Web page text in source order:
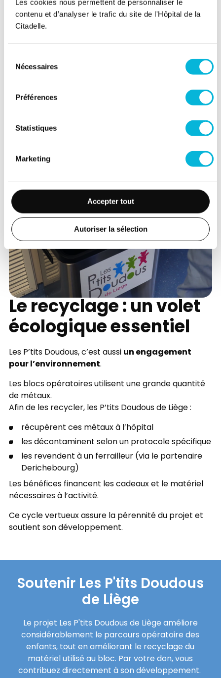
Les cookies nous permettent de personnaliser le
contenu et d’analyser le trafic du site de l'Hôpital de la
Citadelle.
Nécessaires
Préférences
Statistiques
Marketing
Accepter tout
Autoriser la sélection
Le recyclage : un volet
écologique essentiel
Les P’tits Doudous, c’est aussiun engagement
pour l’environnement.
Les blocs opératoires utilisent une grande quantité
de métaux.
Afin de les recycler, les P’tits Doudous de Liège :
récupèrent ces métaux à l’hôpital
les décontaminent selon un protocole spécifique
les revendent à un ferrailleur (via le partenaire
Derichebourg)
Les bénéfices financent les cadeaux et le matériel
nécessaires à l’activité.
Ce cycle vertueux assure la pérennité du projet et
soutient son développement.
Soutenir Les P'tits Doudous
de Liège
Le projet Les P'tits Doudous de Liège améliore
considérablement le parcours opératoire des
enfants, tout en améliorant le recyclage du
matériel utilisé au bloc. Par votre don, vous
contribuez directement à son développement.